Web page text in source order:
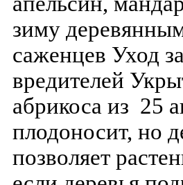
зиму
саженцев Уход
вредителей
абрикоса из 25
плодоносит, но
позволяет